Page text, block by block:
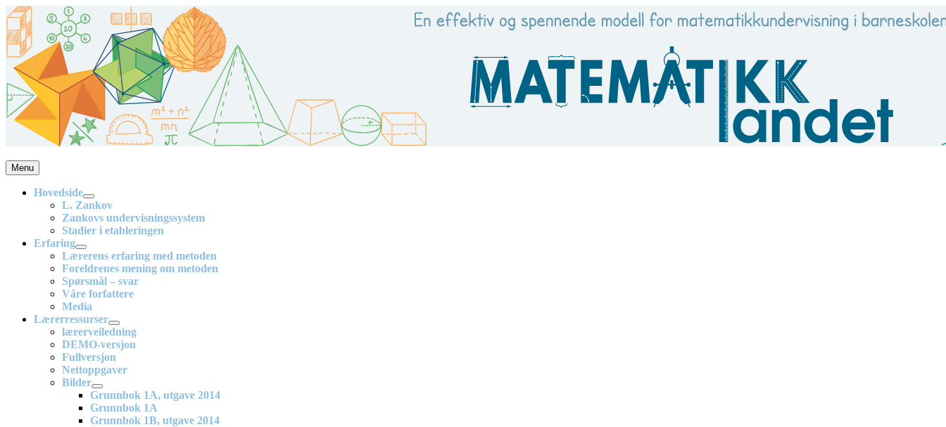
Skip
to
content
En effektiv og spennende modell for matematikkundervisning i barneskolen
Menu
Hovedside
L. Zankov
Zankovs undervisningssystem
Stadier i etableringen
Erfaring
Lærerens erfaring med metoden
Foreldrenes mening om metoden
Spørsmål – svar
Våre forfattere
Media
Lærerressurser
lærerveiledning
DEMO-versjon
Fullversjon
Nettoppgaver
Bilder
Grunnbok 1A, utgave 2014
Grunnbok 1A
Grunnbok 1B, utgave 2014